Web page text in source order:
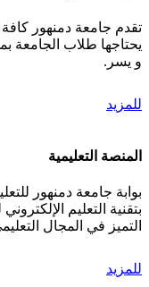
تقدم جامعة دمنهور كافة
يحتاجها طلاب الجامعة
و يسر.
للمزيد
المنصة التعليمية
بوابة جامعة دمنهور
بتقنية التعليم
التميز في المجال
للمزيد